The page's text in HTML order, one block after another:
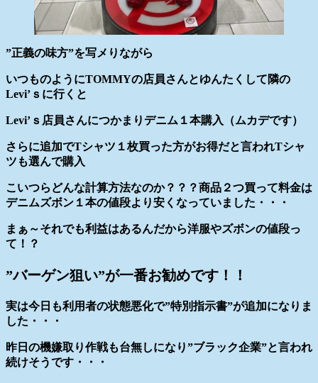
”正義の味方”を写メりながら
いつものようにTOMMYの店員さんとゆんたくして隣の
Levi’ｓに行くと
Levi’ｓ店員さんにつかまりデニム１本購入（ムカデです）
さらに追加でTシャツ１枚買った方がお得だと言われTシャ
ツも選んで購入
こいつらどんな計算方法なのか？？？商品２つ買って料金は
デニムズボン１本の値段より安くなっていました・・・
まぁ～それでも利益はあるんだから洋服やズボンの値段っ
て！？
”バーゲン狙い”が一番お勧めです！！
実は今日も利用者の状態悪化で”特別指示書”が追加になりま
した・・・
昨日の機嫌取り作戦も台無しになり”ブラック企業”と言われ
続けそうです・・・